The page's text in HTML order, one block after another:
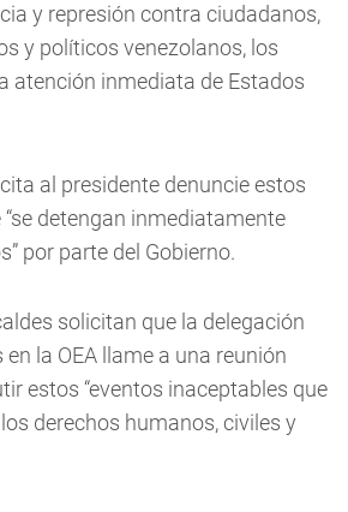
y represión contra ciudadanos,
y políticos venezolanos, los
atención inmediata de Estados
al presidente denuncie estos
detengan inmediatamente
por parte del Gobierno.
solicitan que la delegación
la OEA llame a una reunión
estos “eventos inaceptables que
derechos humanos, civiles y